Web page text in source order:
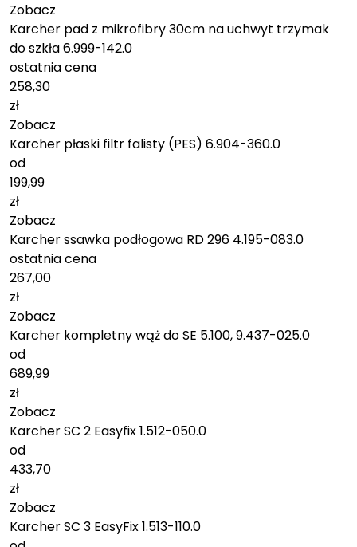
Zobacz
Karcher pad z mikrofibry 30cm na uchwyt trzymak
do szkła 6.999-142.0
ostatnia cena
258,30
zł
Zobacz
Karcher płaski filtr falisty (PES) 6.904-360.0
od
199,99
zł
Zobacz
Karcher ssawka podłogowa RD 296 4.195-083.0
ostatnia cena
267,00
zł
Zobacz
Karcher kompletny wąż do SE 5.100, 9.437-025.0
od
689,99
zł
Zobacz
Karcher SC 2 Easyfix 1.512-050.0
od
433,70
zł
Zobacz
Karcher SC 3 EasyFix 1.513-110.0